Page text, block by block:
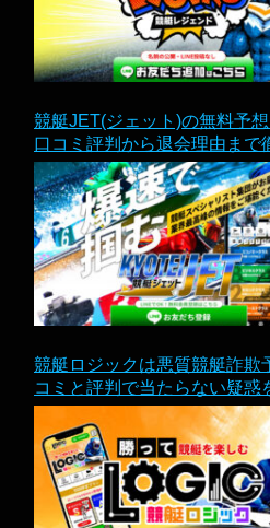
競艇JET(ジェット)の無料予
口コミ評判から退会理由まで
競艇ロジックは悪質競艇詐欺
コミと評判で当たらない疑惑